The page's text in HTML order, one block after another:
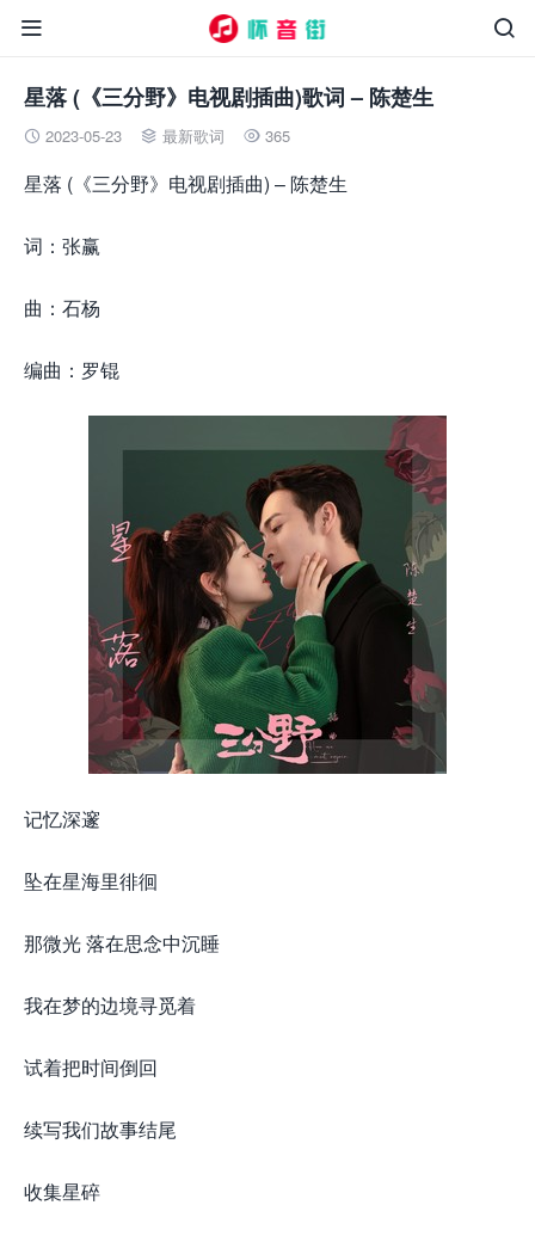


星落 (《三分野》电视剧插曲)歌词 – 陈楚生
 2023-05-23  最新歌词  365
星落 (《三分野》电视剧插曲) – 陈楚生
词：张赢
曲：石杨
编曲：罗锟
记忆深邃
坠在星海里徘徊
那微光 落在思念中沉睡
我在梦的边境寻觅着
试着把时间倒回
续写我们故事结尾
收集星碎